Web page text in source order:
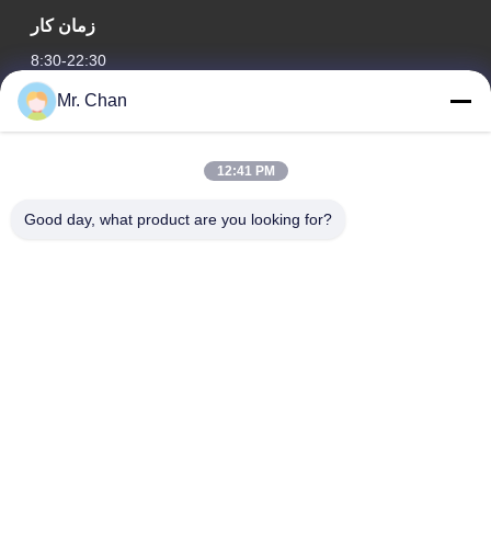
زمان کار
8:30-22:30
آدرس ما
Mr. Chan
12:41 PM
Good day, what product are you looking for?